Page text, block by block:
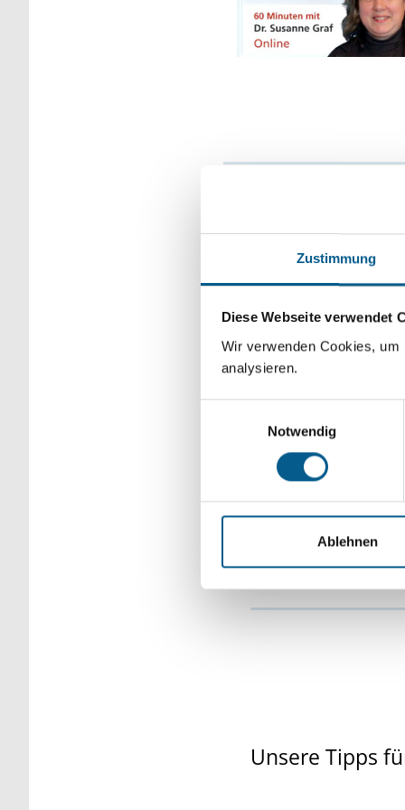
Zustimmung
Diese Webseite verwendet
Wir verwenden Cookies,
analysieren.
Notwendig
Ablehnen
App für die
Unsere Tipps